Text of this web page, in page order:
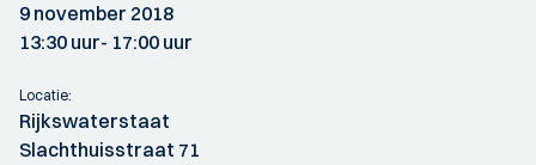
9 november 2018
13:30 uur- 17:00 uur
Locatie:
Rijkswaterstaat
Slachthuisstraat 71